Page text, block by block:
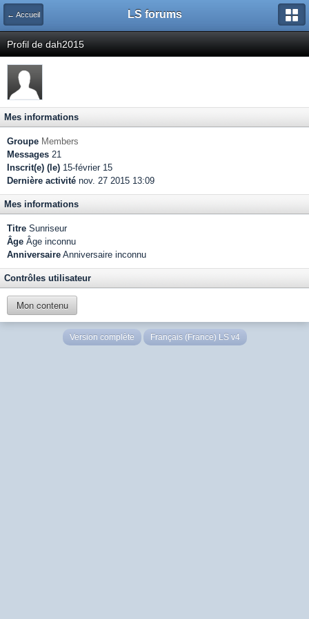
← Accueil LS forums
Profil de dah2015
Mes informations
Groupe Members
Messages 21
Inscrit(e) (le) 15-février 15
Dernière activité nov. 27 2015 13:09
Mes informations
Titre Sunriseur
Âge Âge inconnu
Anniversaire Anniversaire inconnu
Contrôles utilisateur
Mon contenu
Version complète Français (France) LS v4